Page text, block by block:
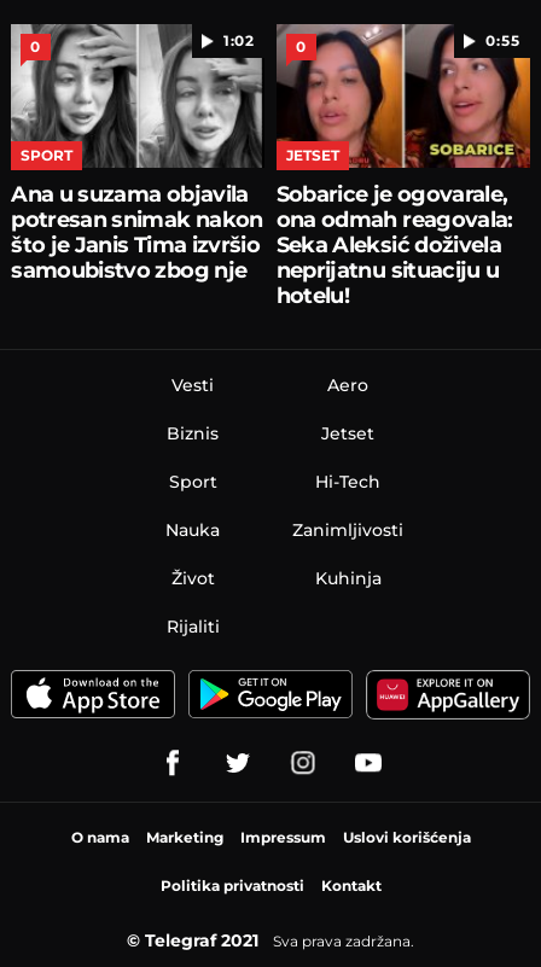
1:02
0
SPORT
Ana u suzama objavila
potresan snimak nakon
što je Janis Tima izvršio
samoubistvo zbog nje
0:55
0
JETSET
Sobarice je ogovarale,
ona odmah reagovala:
Seka Aleksić doživela
neprijatnu situaciju u
hotelu!
Vesti
Biznis
Sport
Nauka
Aero
Jetset
Hi-Tech
Zanimljivosti
Život Kuhinja
Rijaliti
O nama Marketing Impressum Uslovi korišćenja
Politika privatnosti Kontakt
© Telegraf 2021 Sva prava zadržana.